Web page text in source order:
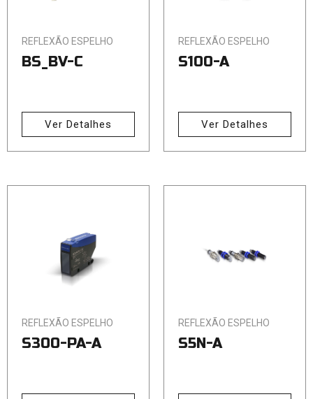
REFLEXÃO ESPELHO
BS_BV-C
Ver Detalhes
REFLEXÃO ESPELHO
S100-A
Ver Detalhes
REFLEXÃO ESPELHO
S300-PA-A
REFLEXÃO ESPELHO
S5N-A